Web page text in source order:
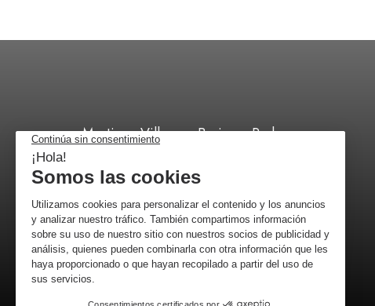
Martinez Villergas Business Park,
C/ 28027 Madrid
+34 518 88 96 52
por correo